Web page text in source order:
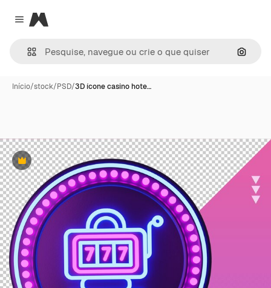
Close menu
Magnific
Início/stock/PSD/3D ícone casino hote…
Premium